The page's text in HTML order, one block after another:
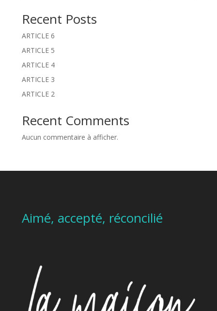
e
:
Recent Posts
ARTICLE 6
ARTICLE 5
ARTICLE 4
ARTICLE 3
ARTICLE 2
Recent Comments
Aucun commentaire à afficher.
Aimé, accepté, réconcilié